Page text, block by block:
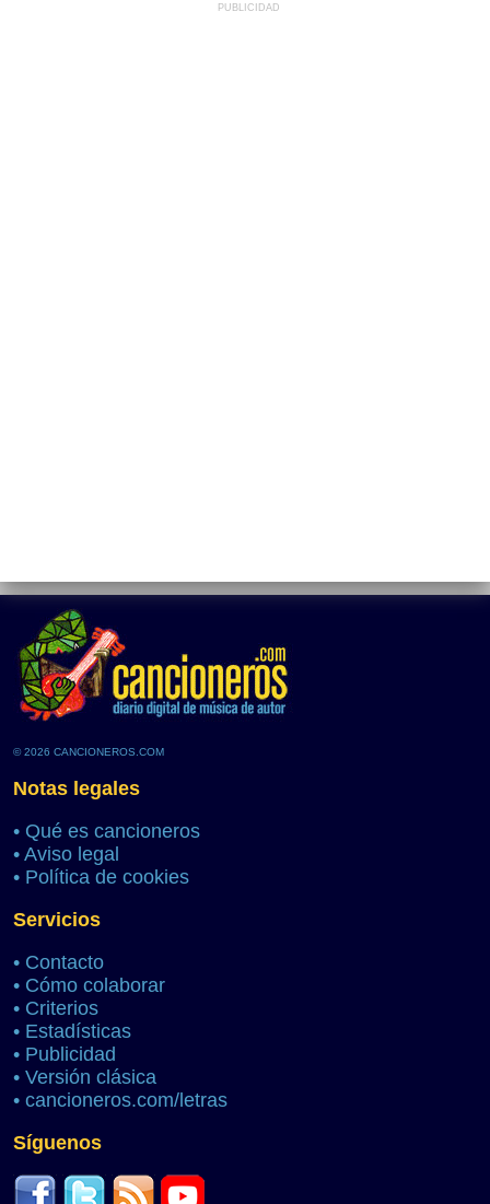
PUBLICIDAD
© 2026 CANCIONEROS.COM
Notas legales
• Qué es cancioneros
• Aviso legal
• Política de cookies
Servicios
• Contacto
• Cómo colaborar
• Criterios
• Estadísticas
• Publicidad
• Versión clásica
• cancioneros.com/letras
Síguenos